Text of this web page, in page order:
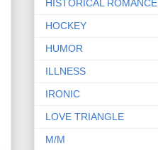
HISTORICAL ROMANCE
HOCKEY
HUMOR
ILLNESS
IRONIC
LOVE TRIANGLE
M/M